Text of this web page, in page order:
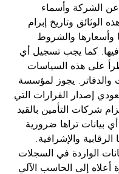
عن الشركة وأسماء
الوثائق وتاريخ إبرام
وأسعارها والشروط
كما يجب تسجيل أي
على هذه السياسات
يجوز لمؤسسة
إصدار القرارات التي
شركات التأمين بالقيد
بيانات تراها ضرورية
والإشرافية.
الواردة في السجلات
أعلاه إلى الحاسب الآلي